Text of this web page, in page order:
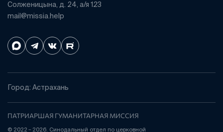
Солженицына, д. 24, а/я 123
mail@missia.help
Город: Астрахань
ПАТРИАРШАЯ ГУМАНИТАРНАЯ МИССИЯ
© 2022 – 2026. Синодальный отдел по церковной